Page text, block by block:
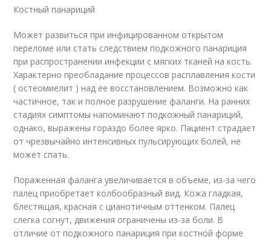
Костный панариций
Может развиться при инфицированном открытом
переломе или стать следствием подкожного панариция
при распространении инфекции с мягких тканей на кость.
Характерно преобладание процессов расплавления кости
( остеомиелит ) над ее восстановлением. Возможно как
частичное, так и полное разрушение фаланги. На ранних
стадиях симптомы напоминают подкожный панариций,
однако, выражены гораздо более ярко. Пациент страдает
от чрезвычайно интенсивных пульсирующих болей, не
может спать.
Пораженная фаланга увеличивается в объеме, из-за чего
палец приобретает колбообразный вид. Кожа гладкая,
блестящая, красная с цианотичным оттенком. Палец
слегка согнут, движения ограничены из-за боли. В
отличие от подкожного панариция при костной форме